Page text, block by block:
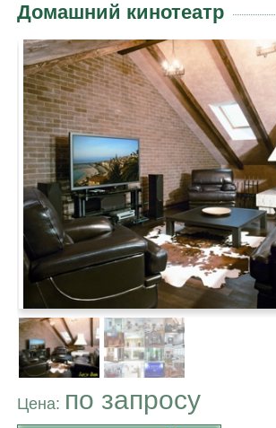
Домашний кинотеатр
Цена: по запросу